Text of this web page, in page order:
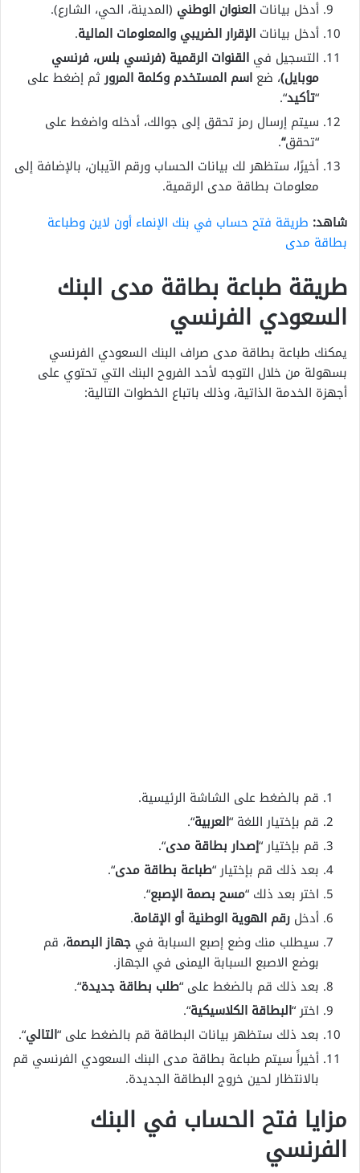
أدخل بيانات العنوان الوطني (المدينة، الحي، الشارع).
أدخل بيانات الإقرار الضريبي والمعلومات المالية.
التسجيل في القنوات الرقمية (فرنسي بلس، فرنسي
موبايل)، ضع اسم المستخدم وكلمة المرورثم إضغط على
“تأكيد“.
سيتم إرسال رمز تحقق إلى جوالك، أدخله واضغط على
“تحقق“
.
أخيرًا، ستظهر لك بيانات الحساب ورقم الآيبان، بالإضافة إلى
معلومات بطاقة مدى الرقمية.
شاهد: طريقة فتح حساب في بنك الإنماء أون لاين وطباعة
بطاقة مدى
طريقة طباعة بطاقة مدى البنك
السعودي الفرنسي
يمكنك طباعة بطاقة مدى صراف البنك السعودي الفرنسي
بسهولة من خلال التوجه لأحد الفروح البنك التي تحتوي على
أجهزة الخدمة الذاتية، وذلك باتباع الخطوات التالية:
قم بالضغط على الشاشة الرئيسية.
قم بإختيار اللغة “العربية“.
قم بإختيار “إصدار بطاقة مدى“.
بعد ذلك قم بإختيار “طباعة بطاقة مدى“.
اختر بعد ذلك “مسح بصمة الإصبع“.
أدخل رقم الهوية الوطنية أو الإقامة.
سيطلب منك وضع إصبع السبابة في جهاز البصمة، قم
بوضع الاصبع السبابة اليمنى في الجهاز.
بعد ذلك قم بالضغط على “طلب بطاقة جديدة“.
اختر “البطاقة الكلاسيكية“.
بعد ذلك ستظهر بيانات البطاقة قم بالضغط على “التالي“.
أخيراً سيتم طباعة بطاقة مدى البنك السعودي الفرنسي قم
بالانتظار لحين خروج البطاقة الجديدة.
مزايا فتح الحساب في البنك
الفرنسي